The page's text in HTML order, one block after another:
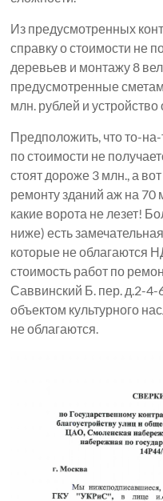
Из предусмотренных
справку о стоимости не
деревьев и монтажу 8
предусмотренные
млн. рублей и
Предположить, что то-
по стоимости не
стоят дороже 3 млн., а
ремонту зданий аж на 70
какие ворота не лезет!
ниже) есть
которые не облагаются
стоимость работ по
Саввинский Б. пер. д.2-4-
объектом культурного
не облагаются.